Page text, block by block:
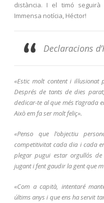
distància. I el timó
Immensa notícia, Héctor!
Declaracions
«Estic molt content i
Després de tants de dies
dedicar-te al que més t’agrada
Això em fa ser molt feliç».
«Penso que l’objectiu
competitivitat cada dia i cada
plegar pugui estar orgullós
jugant i fent gaudir la gent que
«Com a capità, intentaré
últims anys i que ens ha servit